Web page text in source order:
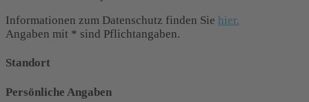
Informationen zum Datenschutz finden Sie hier.
Angaben mit * sind Pflichtangaben.
Standort
Persönliche Angaben